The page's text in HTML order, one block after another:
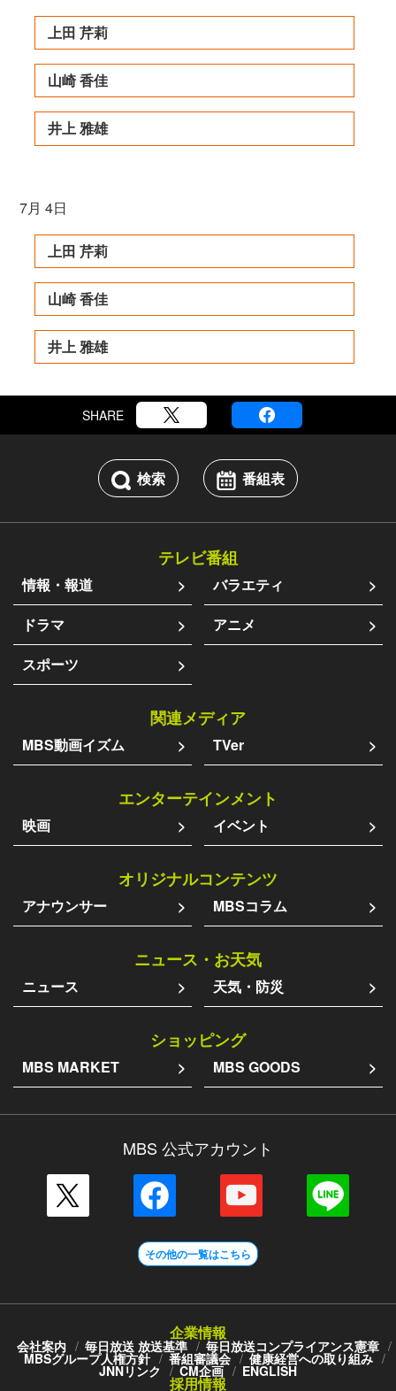
上田 芹莉
山崎 香佳
井上 雅雄
7月 4日
上田 芹莉
山崎 香佳
井上 雅雄
SHARE
検索 番組表
テレビ番組
情報・報道
バラエティ
ドラマ
アニメ
スポーツ
関連メディア
MBS動画イズム TVer
エンターテインメント
映画 イベント
オリジナルコンテンツ
アナウンサー MBSコラム
ニュース・お天気
ニュース 天気・防災
ショッピング
MBS MARKET MBS GOODS
MBS 公式アカウント
その他の一覧はこちら
企業情報
会社案内 毎日放送 放送基準 毎日放送コンプライアンス憲章
MBSグループ人権方針 番組審議会 健康経営への取り組み
JNNリンク CM企画 ENGLISH
採用情報